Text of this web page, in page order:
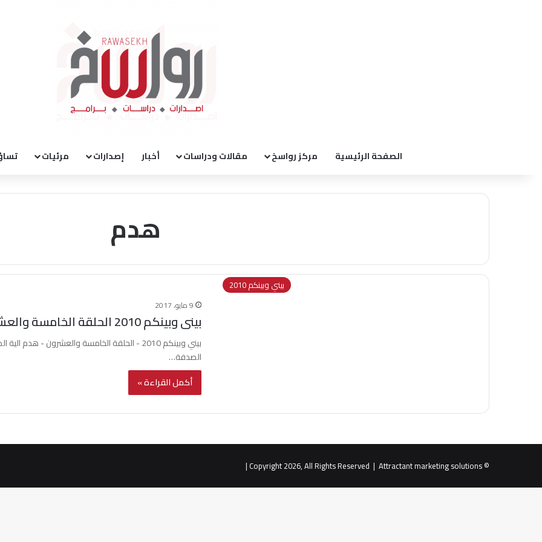
الصفحة الرئيسية مركز رواسخ مقالات ودراسات أخبار إصدارات مرئيات
هدم
بيني وبينكم 2010
9 مايو، 2017
بينى وبينكم 2010 الحلقة الخامسة والعشرون هدم الية الصدفة ج 2
الصدفة…
أكمل القراءة »
© Copyright 2026, All Rights Reserved |
Attractant marketing solutions
|